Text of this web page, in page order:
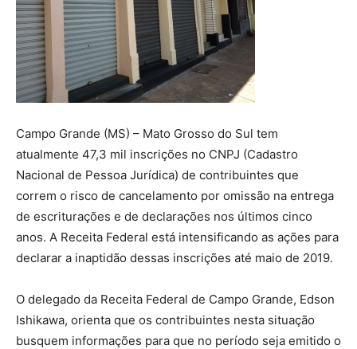
Campo Grande (MS) – Mato Grosso do Sul tem
atualmente 47,3 mil inscrições no CNPJ (Cadastro
Nacional de Pessoa Jurídica) de contribuintes que
correm o risco de cancelamento por omissão na entrega
de escriturações e de declarações nos últimos cinco
anos. A Receita Federal está intensificando as ações para
declarar a inaptidão dessas inscrições até maio de 2019.
O delegado da Receita Federal de Campo Grande, Edson
Ishikawa, orienta que os contribuintes nesta situação
busquem informações para que no período seja emitido o